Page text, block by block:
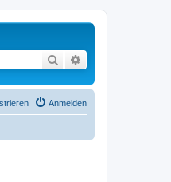
Suche
Anmelden